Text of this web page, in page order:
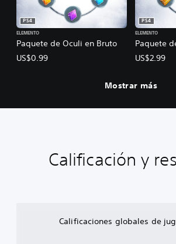
Paquete de Oculi en Bruto
PS4
ELEMENTO
US$0.99
Paquete
PS4
ELEMENTO
US$2.99
Mostrar más
Calificación y
Calificaciones globales de